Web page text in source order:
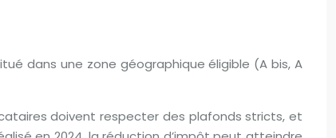
dans une zone géographique éligible (A bis, A
doivent respecter des plafonds stricts, et